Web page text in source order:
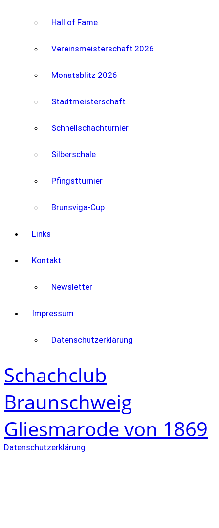
Hall of Fame
Vereinsmeisterschaft 2026
Monatsblitz 2026
Stadtmeisterschaft
Schnellschachturnier
Silberschale
Pfingstturnier
Brunsviga-Cup
Links
Kontakt
Newsletter
Impressum
Datenschutzerklärung
Schachclub
Braunschweig
Gliesmarode von 1869
Datenschutzerklärung